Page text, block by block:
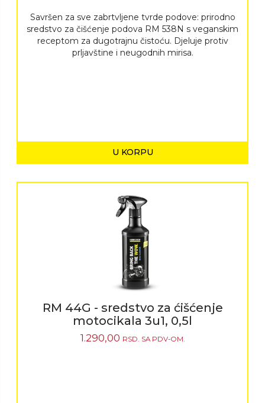
Savršen za sve zabrtvljene tvrde podove: prirodno
sredstvo za čišćenje podova RM 538N s veganskim
receptom za dugotrajnu čistoću. Djeluje protiv
prljavštine i neugodnih mirisa.
U KORPU
RM 44G - sredstvo za ćišćenje
motocikala 3u1, 0,5l
1.290,00 RSD. SA PDV-OM.